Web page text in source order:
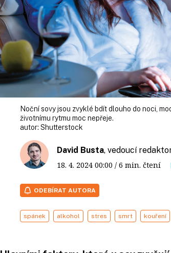
Noční sovy jsou zvyklé bdít dlouho do noci,
životnímu rytmu moc nepřeje.
autor: Shutterstock
David Busta, vedoucí
18. 4. 2024 00:00 / 6 min. čtení
ODEBÍRAT AUTORA
spánek alkohol stres smrt kouření